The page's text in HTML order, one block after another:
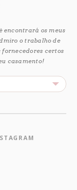
encontrará os meus
o trabalho de
certos
casamento!